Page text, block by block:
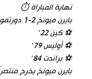
نهاية المباراة ⏱️
بايرن ميونخ 2-1 دورتموند
⚽ كين 22′
⚽ أوليس 79′
⚽ براندت 84′
بايرن ميونخ يخرج